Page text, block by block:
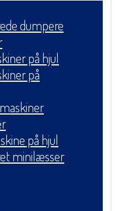
dumpere
på hjul
på
på hjul
minilæsser